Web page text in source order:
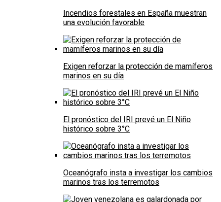
Incendios forestales en España muestran
una evolución favorable
Exigen reforzar la protección de mamíferos
marinos en su día
El pronóstico del IRI prevé un El Niño
histórico sobre 3°C
Oceanógrafo insta a investigar los cambios
marinos tras los terremotos